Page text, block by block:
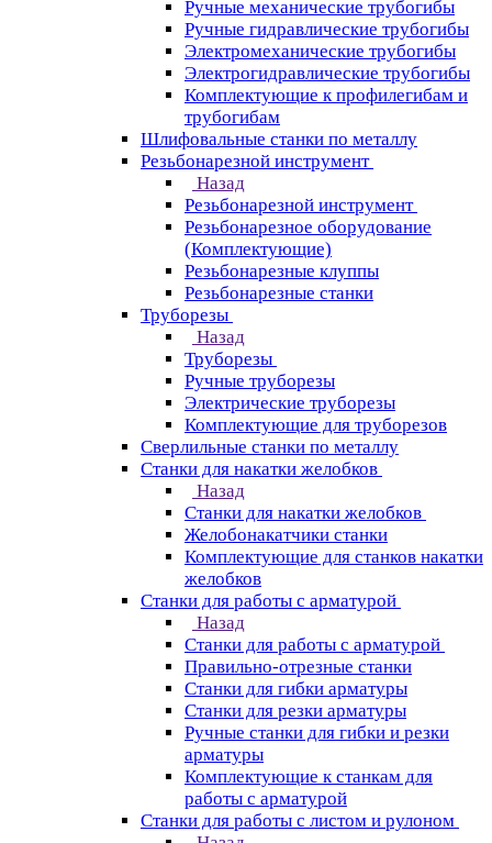
Ручные механические трубогибы
Ручные гидравлические трубогибы
Электромеханические трубогибы
Электрогидравлические трубогибы
Комплектующие к профилегибам и
трубогибам
Шлифовальные станки по металлу
Резьбонарезной инструмент
Назад
Резьбонарезной инструмент
Резьбонарезное оборудование
(Комплектующие)
Резьбонарезные клуппы
Резьбонарезные станки
Труборезы
Назад
Труборезы
Ручные труборезы
Электрические труборезы
Комплектующие для труборезов
Сверлильные станки по металлу
Станки для накатки желобков
Назад
Станки для накатки желобков
Желобонакатчики станки
Комплектующие для станков накатки
желобков
Станки для работы с арматурой
Назад
Станки для работы с арматурой
Правильно-отрезные станки
Станки для гибки арматуры
Станки для резки арматуры
Ручные станки для гибки и резки
арматуры
Комплектующие к станкам для
работы с арматурой
Станки для работы с листом и рулоном